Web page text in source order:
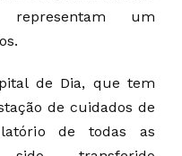
um
de Dia, que tem
de cuidados de
de todas as